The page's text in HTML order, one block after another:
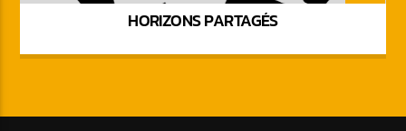
HORIZONS PARTAGÉS